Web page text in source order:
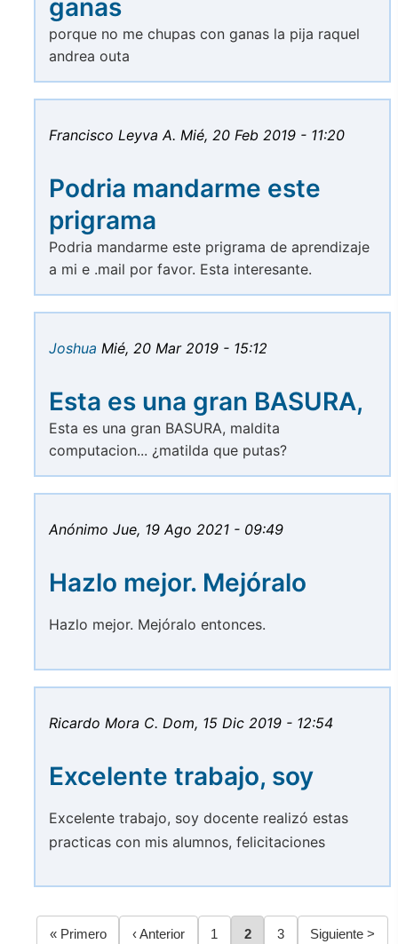
ganas
porque no me chupas con ganas la pija raquel
andrea outa
Francisco Leyva A. Mié, 20 Feb 2019 - 11:20
Podria mandarme este
prigrama
Podria mandarme este prigrama de aprendizaje
a mi e .mail por favor. Esta interesante.
Joshua Mié, 20 Mar 2019 - 15:12
Esta es una gran BASURA,
Esta es una gran BASURA, maldita
computacion... ¿matilda que putas?
Anónimo Jue, 19 Ago 2021 - 09:49
Hazlo mejor. Mejóralo
Hazlo mejor. Mejóralo entonces.
Ricardo Mora C. Dom, 15 Dic 2019 - 12:54
Excelente trabajo, soy
Excelente trabajo, soy docente realizó estas
practicas con mis alumnos, felicitaciones
Primera
« Primero
Página
‹ Anterior Página
1 Página
2 Página
3
Siguiente
Siguiente >